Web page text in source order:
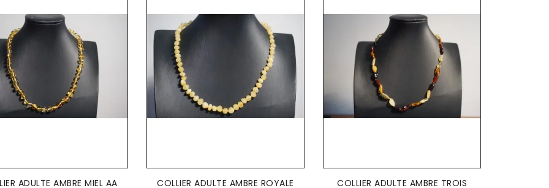
ADULTE AMBRE MIEL AA
COLLIER ADULTE AMBRE ROYALE
COLLIER ADULTE AMBRE TROIS